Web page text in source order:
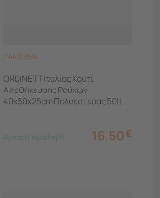
244.0994
ORDINETT Ιταλίας Κουτί
Αποθήκευσης Ρούχων
40x50x25cm Πολυεστέρας 50lt
Άμεση Παραλαβή 16,50€